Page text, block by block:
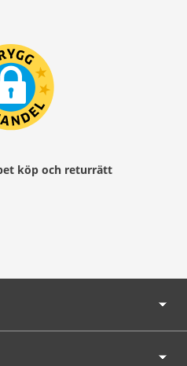
köp och returrätt